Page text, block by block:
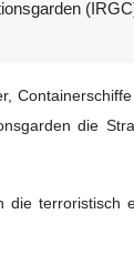
die
terroristisch